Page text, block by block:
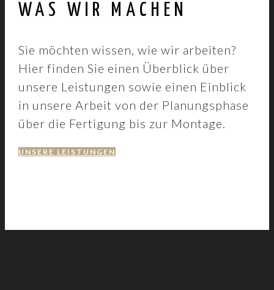
WAS WIR MACHEN
Sie möchten wissen, wie wir arbeiten?
Hier finden Sie einen Überblick über
unsere Leistungen sowie einen Einblick
in unsere Arbeit von der Planungsphase
über die Fertigung bis zur Montage.
UNSERE LEISTUNGEN